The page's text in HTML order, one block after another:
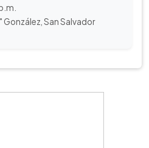
González, San Salvador